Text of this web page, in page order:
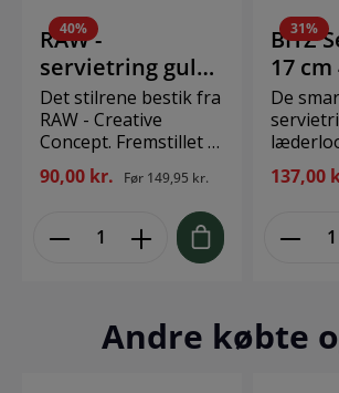
40%
RAW -
servietring guld
4 stk
Det stilrene bestik fra
RAW - Creative
Concept. Fremstillet af
rustfrit stål og fås i
flere farver. Bestikket
har et råt og enkelt
udtryk, der er som
skabt til den nordiske
Fremstillet af rustfrit
90,00 kr. Før 149,95 kr.
31%
BITZ
17 cm
Grå/
De
og
Det er
137,00
Andre købte